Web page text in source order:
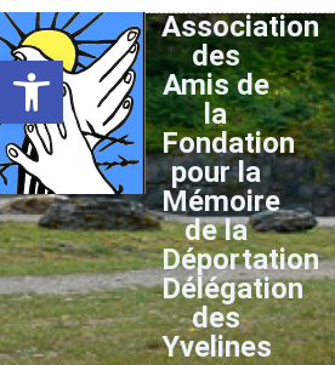
Ouvrir la barre d’outils
Association
des
Amis de
la
Fondation
pour la
Mémoire
de la
Déportation
Délégation
des
Yvelines